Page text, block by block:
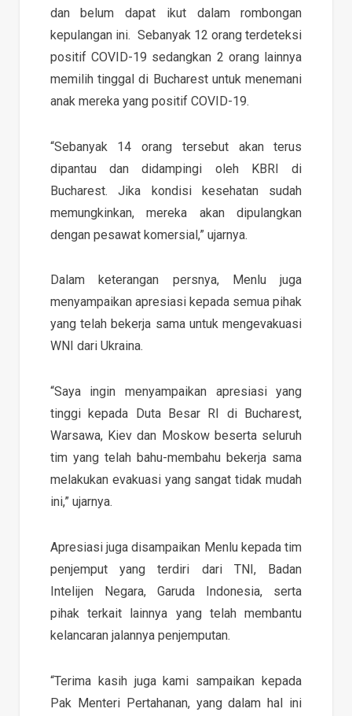
dan belum dapat ikut dalam rombongan
kepulangan ini. Sebanyak 12 orang terdeteksi
positif COVID-19 sedangkan 2 orang lainnya
memilih tinggal di Bucharest untuk menemani
anak mereka yang positif COVID-19.
“Sebanyak 14 orang tersebut akan terus
dipantau dan didampingi oleh KBRI di
Bucharest. Jika kondisi kesehatan sudah
memungkinkan, mereka akan dipulangkan
dengan pesawat komersial,” ujarnya.
Dalam keterangan persnya, Menlu juga
menyampaikan apresiasi kepada semua pihak
yang telah bekerja sama untuk mengevakuasi
WNI dari Ukraina.
“Saya ingin menyampaikan apresiasi yang
tinggi kepada Duta Besar RI di Bucharest,
Warsawa, Kiev dan Moskow beserta seluruh
tim yang telah bahu-membahu bekerja sama
melakukan evakuasi yang sangat tidak mudah
ini,” ujarnya.
Apresiasi juga disampaikan Menlu kepada tim
penjemput yang terdiri dari TNI, Badan
Intelijen Negara, Garuda Indonesia, serta
pihak terkait lainnya yang telah membantu
kelancaran jalannya penjemputan.
“Terima kasih juga kami sampaikan kepada
Pak Menteri Pertahanan, yang dalam hal ini